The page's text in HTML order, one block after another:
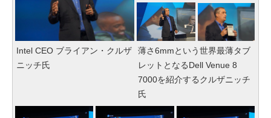
Intel CEO ブライアン・クルザ
ニッチ氏
薄さ6mmという世界最薄タブ
レットとなるDell Venue 8
7000を紹介するクルザニッチ
氏